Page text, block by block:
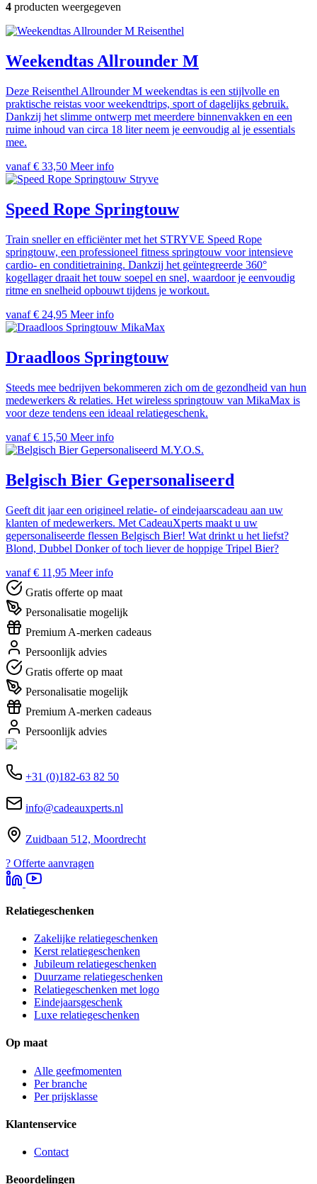
4 producten weergegeven
Reisenthel
Weekendtas Allrounder M
Deze Reisenthel Allrounder M weekendtas is een stijlvolle en
praktische reistas voor weekendtrips, sport of dagelijks gebruik.
Dankzij het slimme ontwerp met meerdere binnenvakken en een
ruime inhoud van circa 18 liter neem je eenvoudig al je essentials
mee.
vanaf € 33,50 Meer info
Stryve
Speed Rope Springtouw
Train sneller en efficiënter met het STRYVE Speed Rope
springtouw, een professioneel fitness springtouw voor intensieve
cardio- en conditietraining. Dankzij het geïntegreerde 360°
kogellager draait het touw soepel en snel, waardoor je eenvoudig
ritme en snelheid opbouwt tijdens je workout.
vanaf € 24,95 Meer info
MikaMax
Draadloos Springtouw
Steeds mee bedrijven bekommeren zich om de gezondheid van hun
medewerkers & relaties. Het wireless springtouw van MikaMax is
voor deze tendens een ideaal relatiegeschenk.
vanaf € 15,50 Meer info
M.Y.O.S.
Belgisch Bier Gepersonaliseerd
Geeft dit jaar een origineel relatie- of eindejaarscadeau aan uw
klanten of medewerkers. Met CadeauXperts maakt u uw
gepersonaliseerde flessen Belgisch Bier! Wat drinkt u het liefst?
Blond, Dubbel Donker of toch liever de hoppige Tripel Bier?
vanaf € 11,95 Meer info
Gratis offerte op maat
Personalisatie mogelijk
Premium A-merken cadeaus
Persoonlijk advies
Gratis offerte op maat
Personalisatie mogelijk
Premium A-merken cadeaus
Persoonlijk advies
+31 (0)182-63 82 50
info@cadeauxperts.nl
Zuidbaan 512, Moordrecht
? Offerte aanvragen
Relatiegeschenken
Zakelijke relatiegeschenken
Kerst relatiegeschenken
Jubileum relatiegeschenken
Duurzame relatiegeschenken
Relatiegeschenken met logo
Eindejaarsgeschenk
Luxe relatiegeschenken
Op maat
Alle geefmomenten
Per branche
Per prijsklasse
Klantenservice
Contact
Beoordelingen